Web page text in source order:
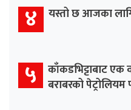
४ यस्तो छ आजका
५ काँकडभिट्टाबाट एक
बराबरको